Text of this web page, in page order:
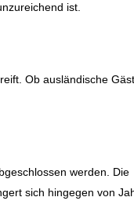
ist.
Ob ausländische
werden. Die
sich hingegen von